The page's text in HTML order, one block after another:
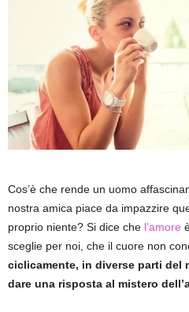
Cos’è che rende un uomo
nostra amica piace da impazzire
proprio niente? Si dice che l’amore
sceglie per noi, che il cuore non
ciclicamente, in diverse parti del
dare una risposta al mistero